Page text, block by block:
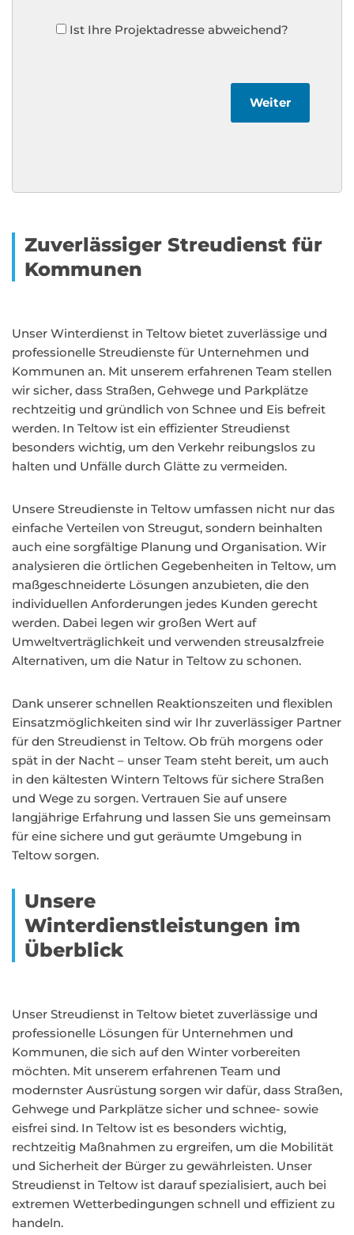
Ist Ihre Projektadresse abweichend?
Weiter
Zuverlässiger Streudienst für
Kommunen
Unser Winterdienst in Teltow bietet zuverlässige und
professionelle Streudienste für Unternehmen und
Kommunen an. Mit unserem erfahrenen Team stellen
wir sicher, dass Straßen, Gehwege und Parkplätze
rechtzeitig und gründlich von Schnee und Eis befreit
werden. In Teltow ist ein effizienter Streudienst
besonders wichtig, um den Verkehr reibungslos zu
halten und Unfälle durch Glätte zu vermeiden.
Unsere Streudienste in Teltow umfassen nicht nur das
einfache Verteilen von Streugut, sondern beinhalten
auch eine sorgfältige Planung und Organisation. Wir
analysieren die örtlichen Gegebenheiten in Teltow, um
maßgeschneiderte Lösungen anzubieten, die den
individuellen Anforderungen jedes Kunden gerecht
werden. Dabei legen wir großen Wert auf
Umweltverträglichkeit und verwenden streusalzfreie
Alternativen, um die Natur in Teltow zu schonen.
Dank unserer schnellen Reaktionszeiten und flexiblen
Einsatzmöglichkeiten sind wir Ihr zuverlässiger Partner
für den Streudienst in Teltow. Ob früh morgens oder
spät in der Nacht – unser Team steht bereit, um auch
in den kältesten Wintern Teltows für sichere Straßen
und Wege zu sorgen. Vertrauen Sie auf unsere
langjährige Erfahrung und lassen Sie uns gemeinsam
für eine sichere und gut geräumte Umgebung in
Teltow sorgen.
Unsere
Winterdienstleistungen im
Überblick
Unser Streudienst in Teltow bietet zuverlässige und
professionelle Lösungen für Unternehmen und
Kommunen, die sich auf den Winter vorbereiten
möchten. Mit unserem erfahrenen Team und
modernster Ausrüstung sorgen wir dafür, dass Straßen,
Gehwege und Parkplätze sicher und schnee- sowie
eisfrei sind. In Teltow ist es besonders wichtig,
rechtzeitig Maßnahmen zu ergreifen, um die Mobilität
und Sicherheit der Bürger zu gewährleisten. Unser
Streudienst in Teltow ist darauf spezialisiert, auch bei
extremen Wetterbedingungen schnell und effizient zu
handeln.